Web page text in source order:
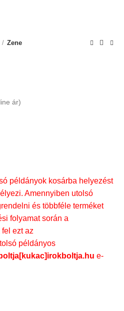
Zene
ár)
példányok kosárba helyezést
Amennyiben utolsó
és többféle terméket
folyamat során a
ezt az
példányos
e-